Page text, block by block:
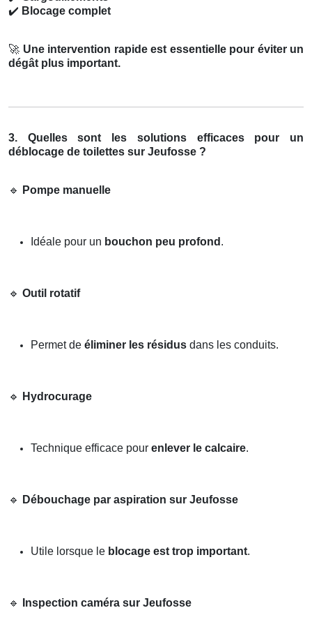
✔️ Blocage complet
🚀 Une intervention rapide est essentielle pour éviter un
dégât plus important.
3. Quelles sont les solutions efficaces pour un
déblocage de toilettes sur Jeufosse ?
🔹 Pompe manuelle
Idéale pour un bouchon peu profond .
🔹 Outil rotatif
Permet de éliminer les résidus dans les conduits.
🔹 Hydrocurage
Technique efficace pour enlever le calcaire.
🔹 Débouchage par aspiration sur Jeufosse
Utile lorsque le blocage est trop important.
🔹 Inspection caméra sur Jeufosse